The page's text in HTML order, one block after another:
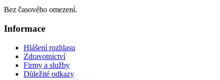
Bez časového omezení.
Informace
Hlášení rozhlasu
Zdravotnictví
Firmy a služby
Důležité odkazy